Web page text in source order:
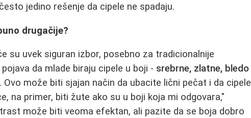
jedino rešenje da cipele ne spadaju.
drugačije?
su uvek siguran izbor, posebno za tradicionalnije
da mlade biraju cipele u boji - srebrne, zlatne, bledo
. Ovo može biti sjajan način da ubacite lični pečat i da cipele
na primer, biti žute ako su u boji koja mi odgovara,"
može biti veoma efektan, ali pazite da se boja dobro